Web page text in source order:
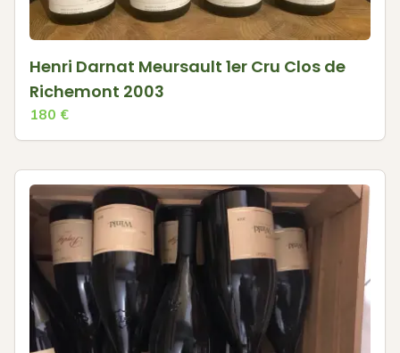
Henri Darnat Meursault 1er Cru Clos de
Richemont 2003
180 €